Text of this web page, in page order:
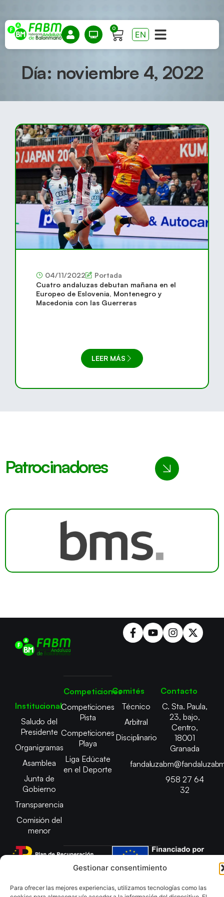
Gestionar consentimiento
Para ofrecer las mejores experiencias, utilizamos tecnologías como las
0
EN
Día: noviembre 4, 2022
04/11/2022
Portada
Cuatro andaluzas debutan mañana en el
Europeo de Eslovenia, Montenegro y
Macedonia con las Guerreras
LEER MÁS
Patrocinadores
Institucional
Saludo del
Presidente
Organigramas
Asamblea
Junta de
Gobierno
Transparencia
Comisión del
menor
Competiciones
Competiciones
Pista
Competiciones
Playa
Liga Edúcate
en el Deporte
Comités
Técnico
Arbitral
Disciplinario
Contacto
C. Sta. Paula,
23, bajo,
Centro,
18001
Granada
958 27 64
32
Copyright © 2025 Federación Andaluza de Balonmano |